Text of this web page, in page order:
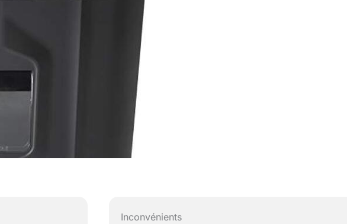
Inconvénients